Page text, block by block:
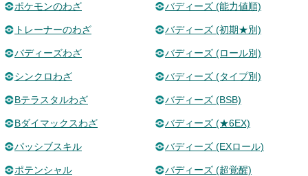
ポケモンのわざ
トレーナーのわざ
バディーズわざ
シンクロわざ
Bテラスタルわざ
Bダイマックスわざ
パッシブスキル
ポテンシャル
バディーズ (能力値順)
バディーズ (初期★別)
バディーズ (ロール別)
バディーズ (タイプ別)
バディーズ (BSB)
バディーズ (★6EX)
バディーズ (EXロール)
バディーズ (超覚醒)